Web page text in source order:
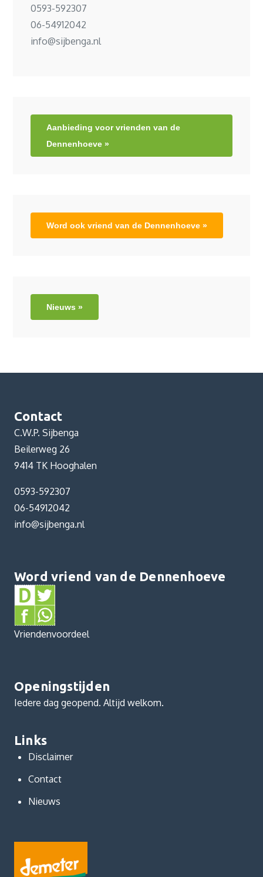
0593-592307
06-54912042
info@sijbenga.nl
Aanbieding voor vrienden van de
Dennenhoeve »
Word ook vriend van de Dennenhoeve »
Nieuws »
Contact
C.W.P. Sijbenga
Beilerweg 26
9414 TK Hooghalen
0593-592307
06-54912042
info@sijbenga.nl
Word vriend van de Dennenhoeve
Vriendenvoordeel
Openingstijden
Iedere dag geopend. Altijd welkom.
Links
Disclaimer
Contact
Nieuws